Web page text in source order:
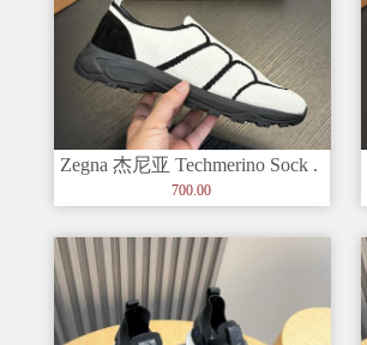
Zegna 杰尼亚 Techmerino Sock .
700.00